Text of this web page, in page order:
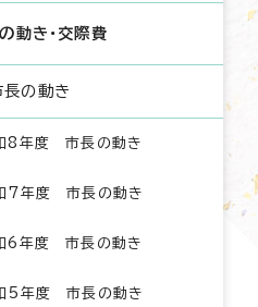
動き・交際費
長の動き
8年度 市長の動き
7年度 市長の動き
6年度 市長の動き
5年度 市長の動き